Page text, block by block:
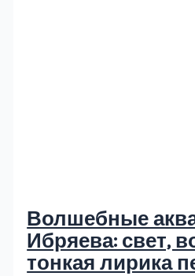
Волшебные
Ибряева: свет,
тонкая лирика